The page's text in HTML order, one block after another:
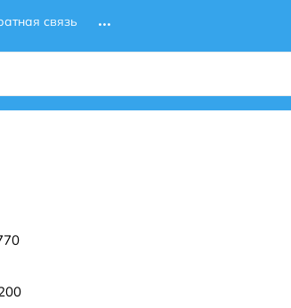
связь